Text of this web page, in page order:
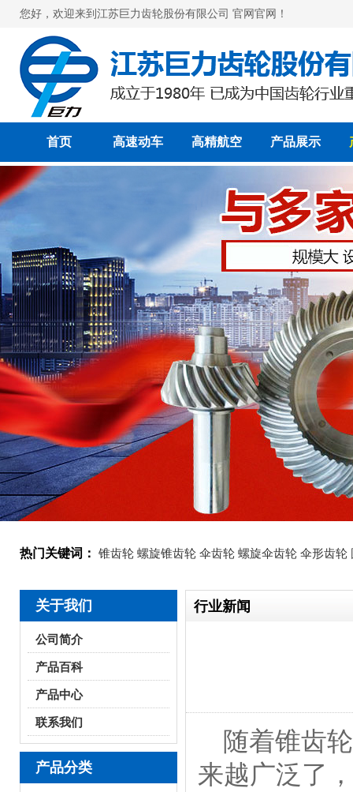
您好，欢迎来到江苏巨力齿轮股份有限公司 官网官网！
首页 高速动车 高精航空 产品展示
热门关键词： 锥齿轮 螺旋锥齿轮 伞齿轮 螺旋伞齿轮 伞形齿轮
关于我们
公司简介
产品百科
产品中心
联系我们
产品分类
行业新闻
随着锥齿轮
来越广泛了